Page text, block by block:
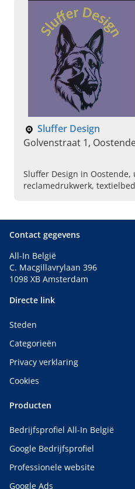
Sluffer Design
Golvenstraat 1,
Sluffer Design in
reclamedrukwerk,
Contact gegevens
All-In België
C. Macgillavrylaan 396
1098 XB Amsterdam
Directe link
Steden
Categorieën
Privacy verklaring
Cookies
Producten
Bedrijfsprofiel All-In België
Google Bedrijfsprofiel
Professionele website
Google Ads